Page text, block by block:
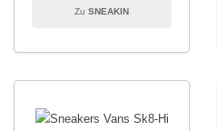
SNEAKIN